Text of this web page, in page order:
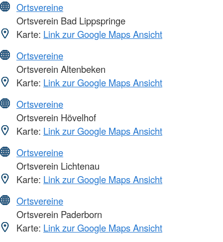
Ortsvereine
Ortsverein Bad Lippspringe
Karte: Link zur Google Maps Ansicht
Ortsvereine
Ortsverein Altenbeken
Karte: Link zur Google Maps Ansicht
Ortsvereine
Ortsverein Hövelhof
Karte: Link zur Google Maps Ansicht
Ortsvereine
Ortsverein Lichtenau
Karte: Link zur Google Maps Ansicht
Ortsvereine
Ortsverein Paderborn
Karte: Link zur Google Maps Ansicht